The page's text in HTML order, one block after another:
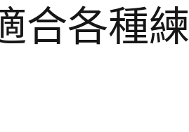
合各種練